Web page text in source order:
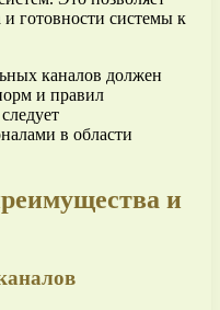
и готовности системы к
каналов должен
и правил
в области
и